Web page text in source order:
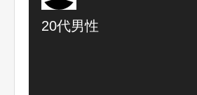
20代男性